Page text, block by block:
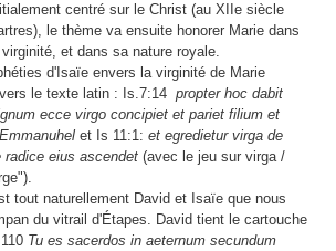
centré sur le Christ (au XIIe siècle
le thème va ensuite honorer Marie dans
et dans sa nature royale.
d'Isaïe envers la virginité de Marie
le texte latin : Is.7:14 propter hoc dabit
ecce virgo concipiet et pariet filium et
et Is 11:1: et egredietur virga de
eius ascendet (avec le jeu sur virga /
tout naturellement David et Isaïe que nous
du vitrail d'Étapes. David tient le cartouche
Tu es sacerdos in aeternum secundum